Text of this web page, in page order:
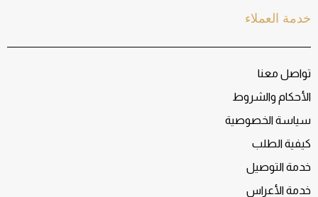
خدمة العملاء
تواصل معنا
الأحكام والشروط
سياسة الخصوصية
كيفية الطلب
خدمة التوصيل
خدمة الأعراس